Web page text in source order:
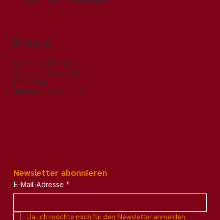
Wichtiges
Anmeldung 5. Klasse
Anmeldung Oberstufe
Impressum
Datenschutzerklärung
Newsletter abonnieren
E-Mail-Adresse *
Ja, ich möchte mich für den Newsletter anmelden.